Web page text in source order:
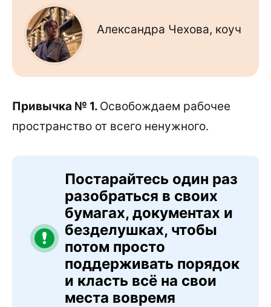
Александра Чехова, коуч
Привычка № 1. Освобождаем рабочее
пространство от всего ненужного.
Постарайтесь один раз
разобраться в своих
бумагах, документах и
безделушках, чтобы
потом просто
поддерживать порядок
и класть всё на свои
места вовремя